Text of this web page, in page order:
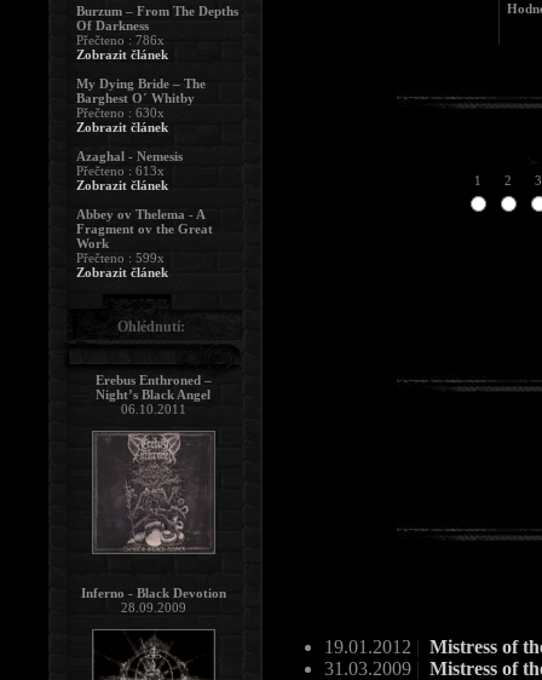
1 2 3
19.01.2012 | Mistress of
31.03.2009 | Mistress of
Burzum – From The Depths
Of Darkness
Přečteno : 786x
Zobrazit článek
My Dying Bride – The
Barghest O´ Whitby
Přečteno : 630x
Zobrazit článek
Azaghal - Nemesis
Přečteno : 613x
Zobrazit článek
Abbey ov Thelema - A
Fragment ov the Great
Work
Přečteno : 599x
Zobrazit článek
Ohlédnutí:
Erebus Enthroned –
Night’s Black Angel
06.10.2011
Inferno - Black Devotion
28.09.2009